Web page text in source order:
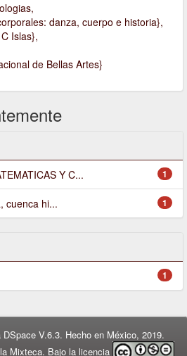
danza, cuerpo e historia},
Islas},
de Bellas Artes}
1
Y C...
1
cuenca hi...
1
V.6.3. Hecho en México, 2019.
Mixteca. Bajo la licencia